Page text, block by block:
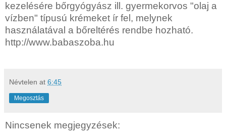
kezelésére bőrgyógyász ill. gyermekorvos "olaj a
vízben" típusú krémeket ír fel, melynek
használatával a bőreltérés rendbe hozható.
http://www.babaszoba.hu
Névtelen at 6:45
Megosztás
Nincsenek megjegyzések: